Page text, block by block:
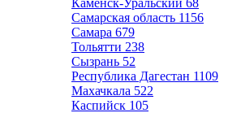
Каменск-Уральский 68
Самарская область 1156
Самара 679
Тольятти 238
Сызрань 52
Республика Дагестан 1109
Махачкала 522
Каспийск 105